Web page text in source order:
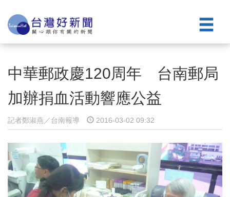
中華郵政慶120周年 台南郵局
加辦捐血活動響應公益
記者鄭淑燕／台南報導 2016-03-02 09:32